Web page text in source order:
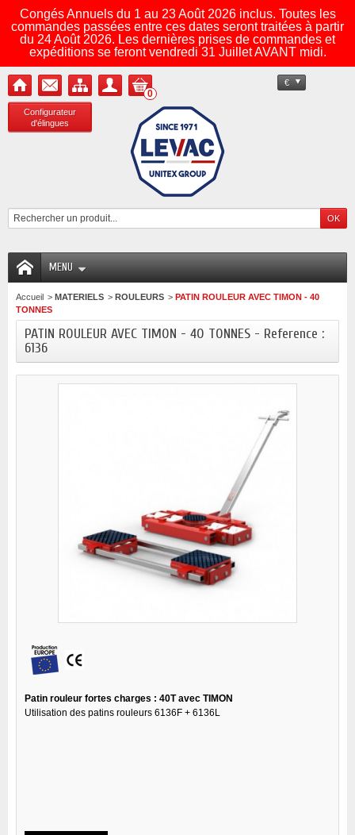
Congés Annuels du 1 au 23 Août 2026 inclus. Toutes les
commandes passées entre ces dates seront traitées à partir
du 24 Août 2026. Les dernières prises de commandes et
expéditions se feront vendredi 31 Juillet AVANT midi.
Configurateur
d'élingues
€
0
MENU
Accueil > MATERIELS > ROULEURS > PATIN ROULEUR AVEC TIMON - 40
TONNES
PATIN ROULEUR AVEC TIMON - 40 TONNES - Reference :
6136
Patin rouleur fortes charges : 40T avec TIMON
Utilisation des patins rouleurs 6136F + 6136L